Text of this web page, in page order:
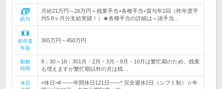
給与
月給21万円～26万円＋残業手当+各種手当+賞与年2回（昨年度平
均5.8ヶ月分支給実績！）★各種手当の詳細は＜諸手当…
初年度
年収
365万円～450万円
勤務
時間
9：30～18：301月・2月・3月・9月・10月は繁忙期のため、残業
も増えますが繁忙期以外の月は残…
休日
<休日># ――年間休日121日――* 完全週休2日（シフト制）☆年